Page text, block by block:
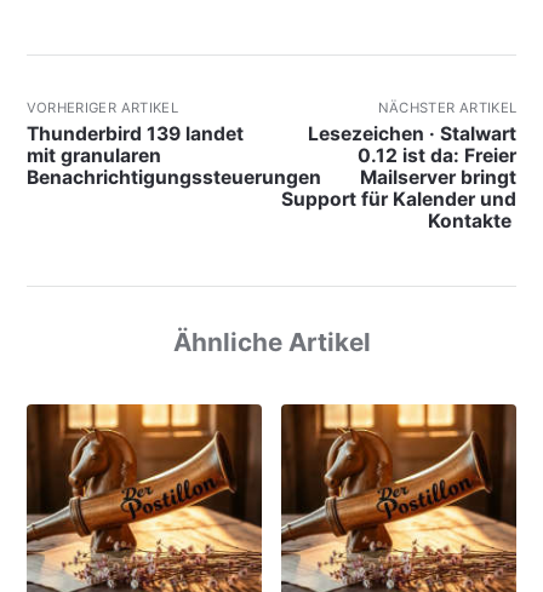
VORHERIGER ARTIKEL
Thunderbird 139 landet
mit granularen
Benachrichtigungssteuerungen
NÄCHSTER ARTIKEL
Lesezeichen · Stalwart
0.12 ist da: Freier
Mailserver bringt
Support für Kalender und
Kontakte
Ähnliche Artikel